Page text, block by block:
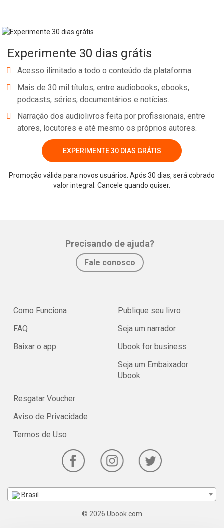
Experimente 30 dias grátis
Acesso ilimitado a todo o conteúdo da plataforma.
Mais de 30 mil títulos, entre audiobooks, ebooks,
podcasts, séries, documentários e notícias.
Narração dos audiolivros feita por profissionais, entre
atores, locutores e até mesmo os próprios autores.
EXPERIMENTE 30 DIAS GRÁTIS
Promoção válida para novos usuários. Após 30 dias, será cobrado
valor integral. Cancele quando quiser.
Precisando de ajuda?
Fale conosco
Como Funciona
FAQ
Baixar o app
Publique seu livro
Seja um narrador
Ubook for business
Seja um Embaixador
Ubook
Resgatar Voucher
Aviso de Privacidade
Termos de Uso
Brasil
© 2026 Ubook.com